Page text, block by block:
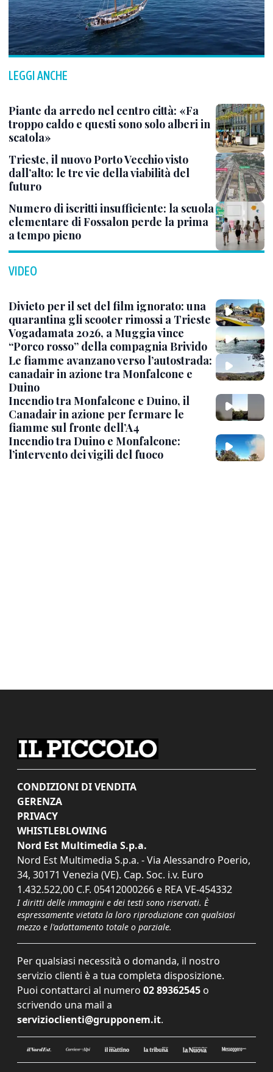
LEGGI ANCHE
Piante da arredo nel centro città: «Fa
troppo caldo e questi sono solo alberi in
scatola»
Trieste, il nuovo Porto Vecchio visto
dall’alto: le tre vie della viabilità del
futuro
Numero di iscritti insufficiente: la scuola
elementare di Fossalon perde la prima
a tempo pieno
VIDEO
Divieto per il set del film ignorato: una
quarantina gli scooter rimossi a Trieste
Vogadamata 2026, a Muggia vince
“Porco rosso” della compagnia Brivido
Le fiamme avanzano verso l’autostrada:
canadair in azione tra Monfalcone e
Duino
Incendio tra Monfalcone e Duino, il
Canadair in azione per fermare le
fiamme sul fronte dell’A4
Incendio tra Duino e Monfalcone:
l’intervento dei vigili del fuoco
CONDIZIONI DI VENDITA
GERENZA
PRIVACY
WHISTLEBLOWING
Nord Est Multimedia S.p.a.
Nord Est Multimedia S.p.a. - Via Alessandro Poerio,
34, 30171 Venezia (VE). Cap. Soc. i.v. Euro
1.432.522,00 C.F. 05412000266 e REA VE-454332
I diritti delle immagini e dei testi sono riservati. È
espressamente vietata la loro riproduzione con qualsiasi
mezzo e l'adattamento totale o parziale.
Per qualsiasi necessità o domanda, il nostro
servizio clienti è a tua completa disposizione.
Puoi contattarci al numero 02 89362545 o
scrivendo una mail a
servizioclienti@grupponem.it.